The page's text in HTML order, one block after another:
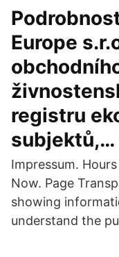
Europe
registru
subjektů,…
Impressum.
Now. Page
showing
understand the